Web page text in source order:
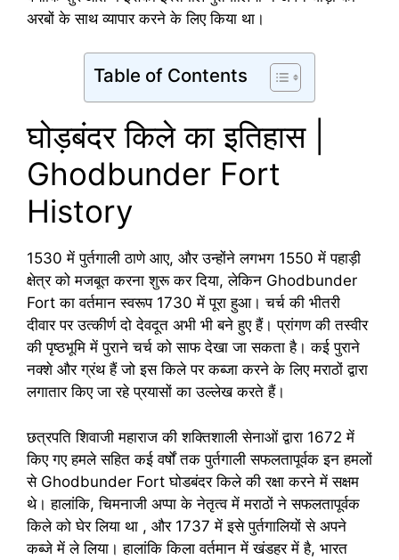
अरबों के साथ व्यापार करने के लिए किया था।
Table of Contents
घोड़बंदर किले का इतिहास |
Ghodbunder Fort
History
1530 में पुर्तगाली ठाणे आए, और उन्होंने लगभग 1550 में पहाड़ी
क्षेत्र को मजबूत करना शुरू कर दिया, लेकिन Ghodbunder
Fort का वर्तमान स्वरूप 1730 में पूरा हुआ। चर्च की भीतरी
दीवार पर उत्कीर्ण दो देवदूत अभी भी बने हुए हैं। प्रांगण की तस्वीर
की पृष्ठभूमि में पुराने चर्च को साफ देखा जा सकता है। कई पुराने
नक्शे और ग्रंथ हैं जो इस किले पर कब्जा करने के लिए मराठों द्वारा
लगातार किए जा रहे प्रयासों का उल्लेख करते हैं।
छत्रपति शिवाजी महाराज की शक्तिशाली सेनाओं द्वारा 1672 में
किए गए हमले सहित कई वर्षों तक पुर्तगाली सफलतापूर्वक इन हमलों
से Ghodbunder Fort घोडबंदर किले की रक्षा करने में सक्षम
थे। हालांकि, चिमनाजी अप्पा के नेतृत्व में मराठों ने सफलतापूर्वक
किले को घेर लिया था , और 1737 में इसे पुर्तगालियों से अपने
कब्जे में ले लिया। हालांकि किला वर्तमान में खंडहर में है, भारत